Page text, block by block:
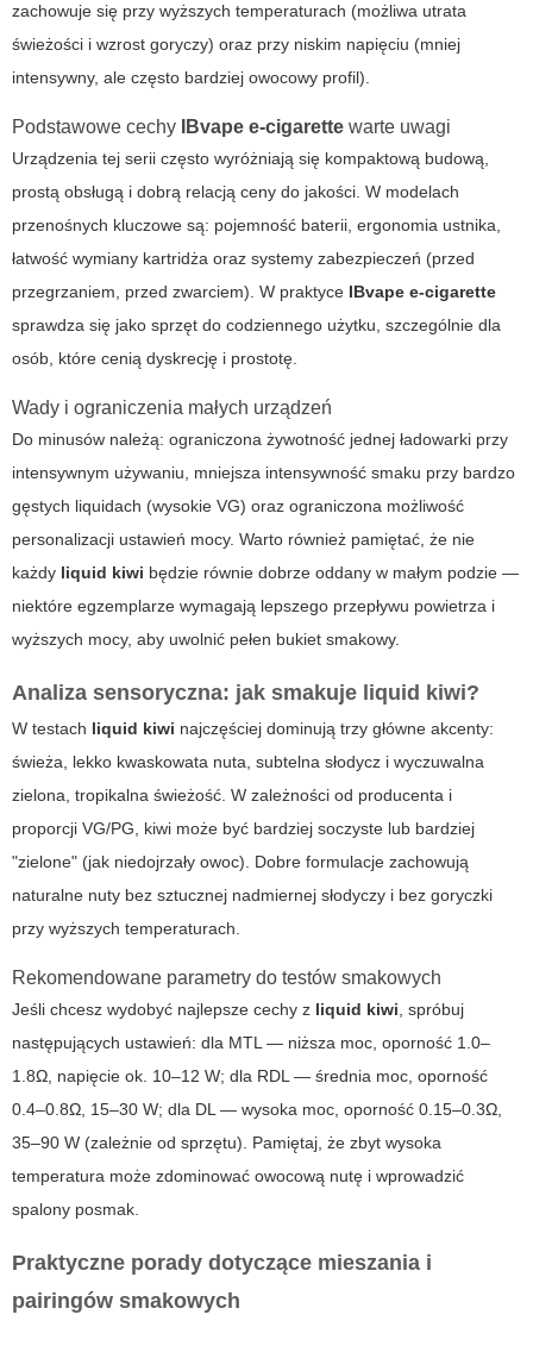
zachowuje się przy wyższych temperaturach (możliwa utrata
świeżości i wzrost goryczy) oraz przy niskim napięciu (mniej
intensywny, ale często bardziej owocowy profil).
Podstawowe cechy IBvape e-cigarette warte uwagi
Urządzenia tej serii często wyróżniają się kompaktową budową,
prostą obsługą i dobrą relacją ceny do jakości. W modelach
przenośnych kluczowe są: pojemność baterii, ergonomia ustnika,
łatwość wymiany kartridża oraz systemy zabezpieczeń (przed
przegrzaniem, przed zwarciem). W praktyce IBvape e-cigarette
sprawdza się jako sprzęt do codziennego użytku, szczególnie dla
osób, które cenią dyskrecję i prostotę.
Wady i ograniczenia małych urządzeń
Do minusów należą: ograniczona żywotność jednej ładowarki przy
intensywnym używaniu, mniejsza intensywność smaku przy bardzo
gęstych liquidach (wysokie VG) oraz ograniczona możliwość
personalizacji ustawień mocy. Warto również pamiętać, że nie
każdy liquid kiwi będzie równie dobrze oddany w małym podzie —
niektóre egzemplarze wymagają lepszego przepływu powietrza i
wyższych mocy, aby uwolnić pełen bukiet smakowy.
Analiza sensoryczna: jak smakuje liquid kiwi?
W testach liquid kiwi najczęściej dominują trzy główne akcenty:
świeża, lekko kwaskowata nuta, subtelna słodycz i wyczuwalna
zielona, tropikalna świeżość. W zależności od producenta i
proporcji VG/PG, kiwi może być bardziej soczyste lub bardziej
"zielone" (jak niedojrzały owoc). Dobre formulacje zachowują
naturalne nuty bez sztucznej nadmiernej słodyczy i bez goryczki
przy wyższych temperaturach.
Rekomendowane parametry do testów smakowych
Jeśli chcesz wydobyć najlepsze cechy z liquid kiwi , spróbuj
następujących ustawień: dla MTL — niższa moc, oporność 1.0–
1.8Ω, napięcie ok. 10–12 W; dla RDL — średnia moc, oporność
0.4–0.8Ω, 15–30 W; dla DL — wysoka moc, oporność 0.15–0.3Ω,
35–90 W (zależnie od sprzętu). Pamiętaj, że zbyt wysoka
temperatura może zdominować owocową nutę i wprowadzić
spalony posmak.
Praktyczne porady dotyczące mieszania i
pairingów smakowych